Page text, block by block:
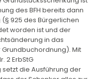
des BFH bereits dann
925 des Bürgerlichen
worden ist und der
in das
Mit
2 ErbStG
die Ausführung der